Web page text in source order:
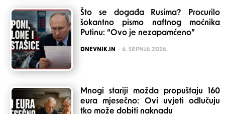
Što se događa Rusima? Procurilo
šokantno pismo naftnog moćnika
Putinu: “Ovo je nezapamćeno”
POSTED
DNEVNIK.IN 6. SRPNJA 2026.
Mnogi stariji možda propuštaju 160
eura mjesečno: Ovi uvjeti odlučuju
tko može dobiti naknadu